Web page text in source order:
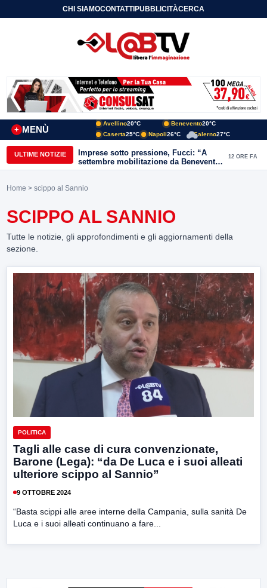
CHI SIAMOCONTATTIPUBBLICITÀCERCA
MENÙ
+
Avellino20°C Benevento20°C
Caserta25°C Napoli26°C Salerno27°C
ULTIME NOTIZIE
Imprese sotto pressione, Fucci: “A
settembre mobilitazione da Benevento
e Avellino”
12 ORE FA
Home > scippo al Sannio
SCIPPO AL SANNIO
Tutte le notizie, gli approfondimenti e gli aggiornamenti della
sezione.
POLITICA
Tagli alle case di cura convenzionate,
Barone (Lega): “da De Luca e i suoi alleati
ulteriore scippo al Sannio”
9 OTTOBRE 2024
“Basta scippi alle aree interne della Campania, sulla sanità De
Luca e i suoi alleati continuano a fare...